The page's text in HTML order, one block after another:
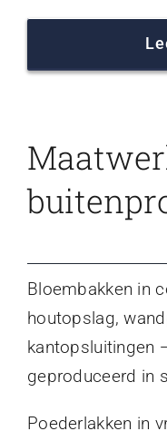
Bloembakken in
houtopslag,
kantopsluitingen
geproduceerd in
Poederlakken in